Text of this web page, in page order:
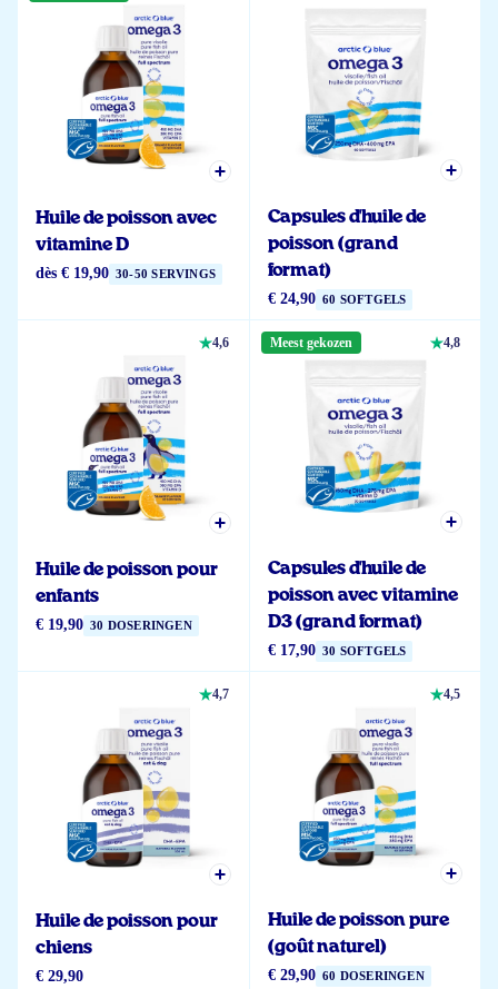
Huile de poisson avec
vitamine D
dès € 19,90 30-50 SERVINGS
Capsules d'huile de
poisson (grand
format)
€ 24,90 60 SOFTGELS
4,6
Huile de poisson pour
enfants
€ 19,90 30 DOSERINGEN
Meest gekozen 4,8
Capsules d'huile de
poisson avec vitamine
D3 (grand format)
€ 17,90 30 SOFTGELS
4,7
Huile de poisson pour
chiens
€ 29,90
4,5
Huile de poisson pure
(goût naturel)
€ 29,90 60 DOSERINGEN